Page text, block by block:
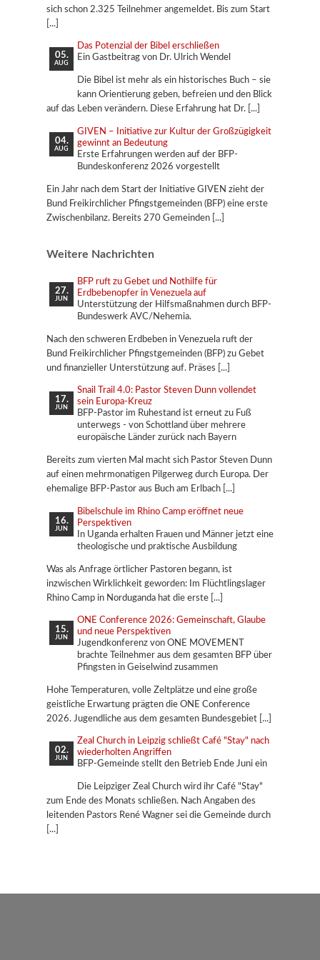
sich schon 2.325 Teilnehmer angemeldet. Bis zum Start
05.
AUG
Das Potenzial der Bibel erschließen
Ein Gastbeitrag von Dr. Ulrich Wendel
Die Bibel ist mehr als ein historisches Buch – sie
kann Orientierung geben, befreien und den Blick
auf das Leben verändern. Diese Erfahrung hat Dr.
04.
AUG
GIVEN – Initiative zur Kultur der Großzügigkeit
gewinnt an Bedeutung
Erste Erfahrungen werden auf der BFP-
Bundeskonferenz 2026 vorgestellt
Ein Jahr nach dem Start der Initiative GIVEN zieht der
Bund Freikirchlicher Pfingstgemeinden (BFP) eine erste
Zwischenbilanz. Bereits 270 Gemeinden
Weitere Nachrichten
27.
JUN
BFP ruft zu Gebet und Nothilfe für
Erdbebenopfer in Venezuela auf
Unterstützung der Hilfsmaßnahmen durch BFP-
Bundeswerk AVC/Nehemia.
Nach den schweren Erdbeben in Venezuela ruft der
Bund Freikirchlicher Pfingstgemeinden (BFP) zu Gebet
und finanzieller Unterstützung auf. Präses
17.
JUN
Snail Trail 4.0: Pastor Steven Dunn vollendet
sein Europa-Kreuz
BFP-Pastor im Ruhestand ist erneut zu Fuß
unterwegs - von Schottland über mehrere
europäische Länder zurück nach Bayern
Bereits zum vierten Mal macht sich Pastor Steven Dunn
auf einen mehrmonatigen Pilgerweg durch Europa. Der
ehemalige BFP-Pastor aus Buch am Erlbach
16.
JUN
Bibelschule im Rhino Camp eröffnet neue
Perspektiven
In Uganda erhalten Frauen und Männer jetzt eine
theologische und praktische Ausbildung
Was als Anfrage örtlicher Pastoren begann, ist
inzwischen Wirklichkeit geworden: Im Flüchtlingslager
Rhino Camp in Norduganda hat die erste
15.
JUN
ONE Conference 2026: Gemeinschaft, Glaube
und neue Perspektiven
Jugendkonferenz von ONE MOVEMENT
brachte Teilnehmer aus dem gesamten BFP über
Pfingsten in Geiselwind zusammen
Hohe Temperaturen, volle Zeltplätze und eine große
geistliche Erwartung prägten die ONE Conference
2026. Jugendliche aus dem gesamten Bundesgebiet
02.
JUN
Zeal Church in Leipzig schließt Café "Stay" nach
wiederholten Angriffen
BFP-Gemeinde stellt den Betrieb Ende Juni ein
Die Leipziger Zeal Church wird ihr Café "Stay"
zum Ende des Monats schließen. Nach Angaben des
leitenden Pastors René Wagner sei die Gemeinde durch